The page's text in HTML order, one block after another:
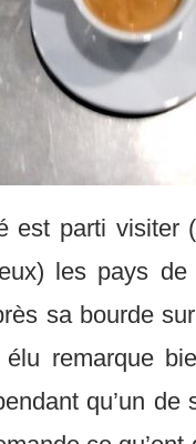
est parti visiter
les pays
sa bourde
remarque
qu’un